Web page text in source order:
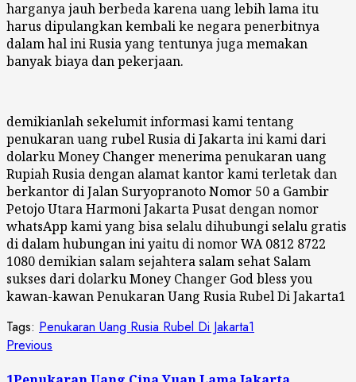
harganya jauh berbeda karena uang lebih lama itu
harus dipulangkan kembali ke negara penerbitnya
dalam hal ini Rusia yang tentunya juga memakan
banyak biaya dan pekerjaan.
demikianlah sekelumit informasi kami tentang
penukaran uang rubel Rusia di Jakarta ini kami dari
dolarku Money Changer menerima penukaran uang
Rupiah Rusia dengan alamat kantor kami terletak dan
berkantor di Jalan Suryopranoto Nomor 50 a Gambir
Petojo Utara Harmoni Jakarta Pusat dengan nomor
whatsApp kami yang bisa selalu dihubungi selalu gratis
di dalam hubungan ini yaitu di nomor WA 0812 8722
1080 demikian salam sejahtera salam sehat Salam
sukses dari dolarku Money Changer God bless you
kawan-kawan Penukaran Uang Rusia Rubel Di Jakarta1
Tags: Penukaran Uang Rusia Rubel Di Jakarta1
Continue
Previous